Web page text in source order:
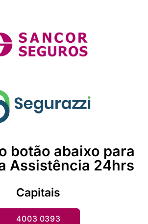
botão abaixo para
Assistência 24hrs
Capitais
4003 0393